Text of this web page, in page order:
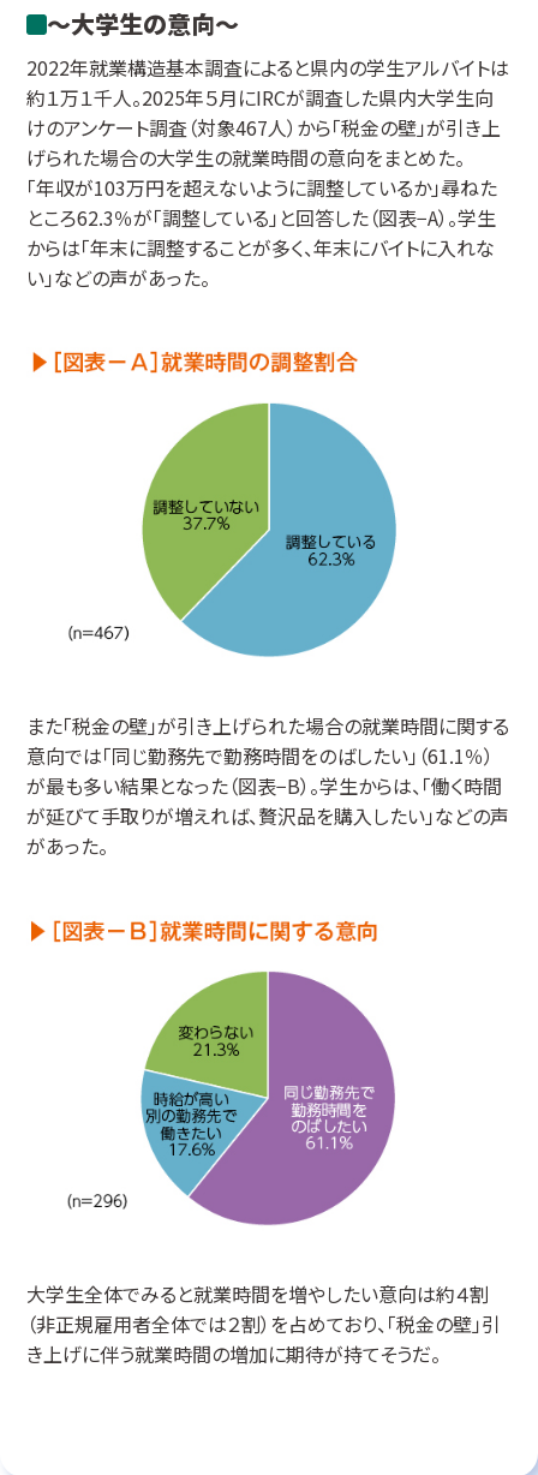
～大学生の意向～
2022年就業構造基本調査によると県内の学生アルバイトは
約１万１千人。2025年５月にIRCが調査した県内大学生向
けのアンケート調査（対象467人）から「税金の壁」が引き上
げられた場合の大学生の就業時間の意向をまとめた。
「年収が103万円を超えないように調整しているか」尋ねた
ところ62.3％が「調整している」と回答した（図表−A）。学生
からは「年末に調整することが多く、年末にバイトに入れな
い」などの声があった。
また「税金の壁」が引き上げられた場合の就業時間に関する
意向では「同じ勤務先で勤務時間をのばしたい」（61.1％）
が最も多い結果となった（図表−B）。学生からは、「働く時間
が延びて手取りが増えれば、贅沢品を購入したい」などの声
があった。
大学生全体でみると就業時間を増やしたい意向は約４割
（非正規雇用者全体では２割）を占めており、「税金の壁」引
き上げに伴う就業時間の増加に期待が持てそうだ。